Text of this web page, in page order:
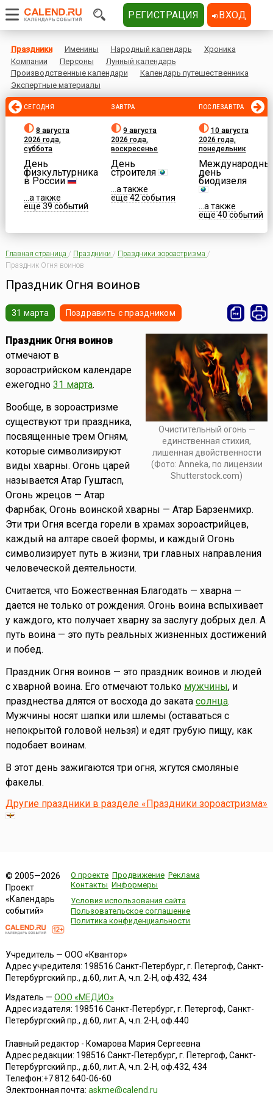
Праздники Именины Народный календарь
Хроника
Компании
Персоны
Лунный календарь
Производственные календари
Календарь путешественника
Экспертные материалы
СЕГОДНЯ
8 августа
2026 года,
суббота
День
физкультурника
в России
...а также
еще 39 событий
ЗАВТРА
9 августа
2026 года,
воскресенье
День
строителя
...а также
еще 42 события
ПОСЛЕЗАВТРА
10 августа
2026 года,
понедельник
день
биодизеля
...а также
еще 40 событий
Главная страница / Праздники / Праздники зороастризма /
Праздник Огня воинов
Праздник Огня воинов
31 марта Поздравить с праздником
Очистительный огонь —
единственная стихия,
лишенная двойственности
(Фото: Anneka, по лицензии
Shutterstock.com)
Праздник Огня воинов
отмечают в
зороастрийском календаре
ежегодно 31 марта.
Вообще, в зороастризме
существуют три праздника,
посвященные трем Огням,
которые символизируют
виды хварны. Огонь царей
называется Атар Гуштасп,
Огонь жрецов — Атар
Фарнбак, Огонь воинской хварны — Атар Барзенмихр.
Эти три Огня всегда горели в храмах зороастрийцев,
каждый на алтаре своей формы, и каждый Огонь
символизирует путь в жизни, три главных направления
человеческой деятельности.
Считается, что Божественная Благодать — хварна —
дается не только от рождения. Огонь воина вспыхивает
у каждого, кто получает хварну за заслугу добрых дел. А
путь воина — это путь реальных жизненных достижений
и побед.
Праздник Огня воинов — это праздник воинов и людей
с хварной воина. Его отмечают только мужчины, и
празднества длятся от восхода до заката солнца.
Мужчины носят шапки или шлемы (оставаться с
непокрытой головой нельзя) и едят грубую пищу, как
подобает воинам.
В этот день зажигаются три огня, жгутся смоляные
факелы.
Другие праздники в разделе «Праздники зороастризма»
© 2005—2026
Проект
«Календарь
событий»
О проекте Продвижение Реклама
Контакты Информеры
Условия использования сайта
Пользовательское соглашение
Политика конфиденциальности
Учредитель — ООО «Квантор»
Адрес учредителя: 198516 Санкт-Петербург, г. Петергоф, Санкт-
Петербургский пр., д.60, лит.А, ч.п. 2-Н, оф.432, 434
Издатель — ООО «МЕДИО»
Адрес издателя: 198516 Санкт-Петербург, г. Петергоф, Санкт-
Петербургский пр., д.60, лит.А, ч.п. 2-Н, оф.440
Главный редактор - Комарова Мария Сергеевна
Адрес редакции: 198516 Санкт-Петербург, г. Петергоф, Санкт-
Петербургский пр., д.60, лит.А, ч.п. 2-Н, оф.432, 434
Телефон:+7 812 640-06-60
Электронная почта: askme@calend.ru
РЕГИСТРАЦИЯ ВХОД